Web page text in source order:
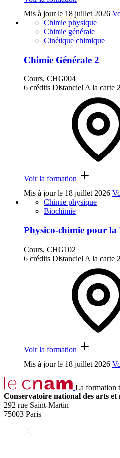
Mis à jour le 18 juillet 2026
Chimie physique
Chimie générale
Cinétique chimique
Chimie Générale 2
Cours, CHG004
6 crédits DistancielA la carte
Voir la formation
Mis à jour le 18 juillet 2026
Chimie physique
Biochimie
Physico-chimie pour la
Cours, CHG102
6 crédits Distanciel A la carte
Voir la formation
Mis à jour le 18 juillet 2026
La formation
Conservatoire national des arts et
292 rue Saint-Martin
75003 Paris